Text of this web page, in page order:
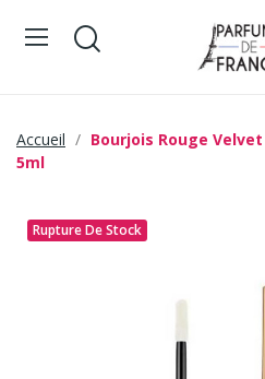
Accueil
Bourjois Rouge
5ml
Rupture De Stock